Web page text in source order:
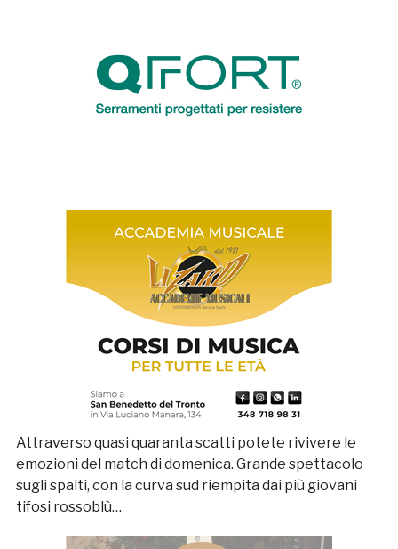
Attraverso quasi quaranta scatti potete rivivere le
emozioni del match di domenica. Grande spettacolo
sugli spalti, con la curva sud riempita dai più giovani
tifosi rossoblù…